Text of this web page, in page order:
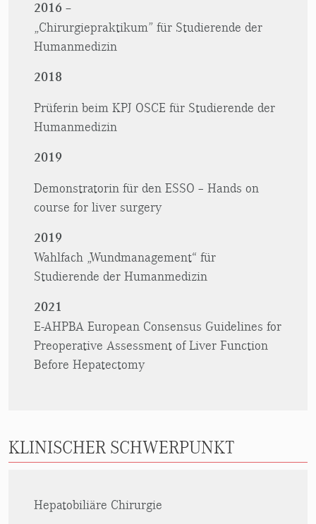
2016 –
„Chirurgiepraktikum” für Studierende der
Humanmedizin
2018
Prüferin beim KPJ OSCE für Studierende der
Humanmedizin
2019
Demonstratorin für den ESSO – Hands on
course for liver surgery
2019
Wahlfach „Wundmanagement“ für
Studierende der Humanmedizin
2021
E-AHPBA European Consensus Guidelines for
Preoperative Assessment of Liver Function
Before Hepatectomy
KLINISCHER SCHWERPUNKT
Hepatobiliäre Chirurgie